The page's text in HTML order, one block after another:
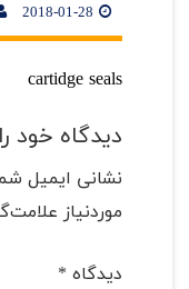
2018-01-28
cartidge seals
دیدگاه خود
نشانی ایمیل
موردنیاز
دیدگاه *